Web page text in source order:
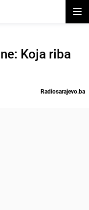
Koja riba
Radiosarajevo.ba